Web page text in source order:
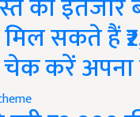
सकते हैं
करें अपना